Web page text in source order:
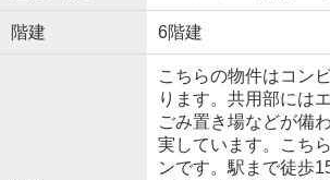
階建 6階建
こちらの物件はコン
ります。共用部には
ごみ置き場などが備
実しています。こち
ンです。駅まで徒歩